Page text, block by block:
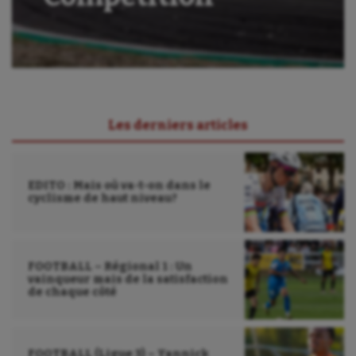
Equitation
Escrime
Flag football
Golf
Les derniers articles
EDITO : Mais où va-t-on dans le
cyclisme de haut niveau?
FOOTBALL – Régional 1 : Un
vainqueur mais de la satisfaction
de chaque côté